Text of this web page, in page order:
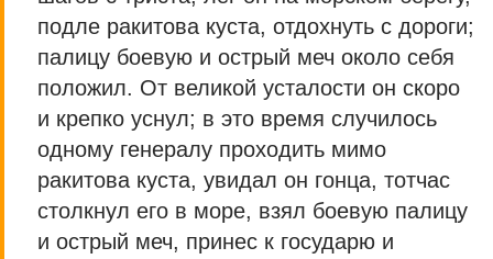
подле ракитова куста, отдохнуть с дороги;
палицу боевую и острый меч около себя
положил. От великой усталости он скоро
и крепко уснул; в это время случилось
одному генералу проходить мимо
ракитова куста, увидал он гонца, тотчас
столкнул его в море, взял боевую палицу
и острый меч, принес к государю и